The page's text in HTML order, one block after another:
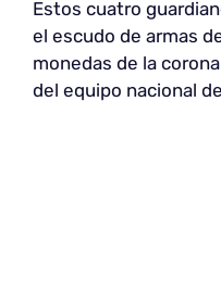
Estos cuatro
el escudo de armas
monedas de la
del equipo nacional